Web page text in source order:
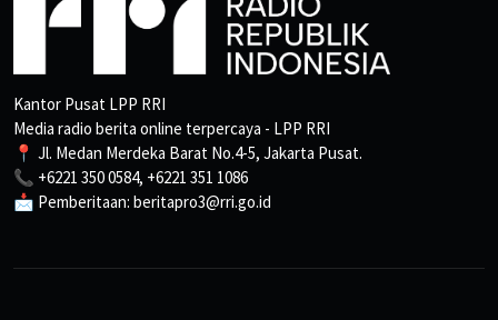
Kantor Pusat LPP RRI
Media radio berita online terpercaya - LPP RRI
📍 Jl. Medan Merdeka Barat No.4-5, Jakarta Pusat.
📞 +6221 350 0584, +6221 351 1086
📩 Pemberitaan: beritapro3@rri.go.id